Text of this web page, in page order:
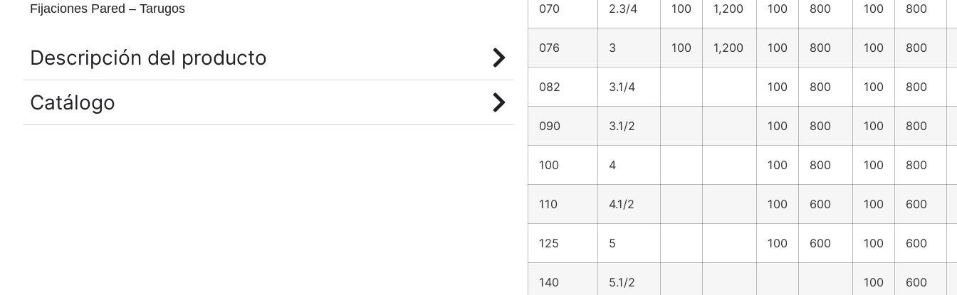
Fijaciones Pared – Tarugos
Descripción del producto
Catálogo
070 2.3/4 100 1,200 100 800 100 800
076 3 100 1,200 100 800 100 800
082 3.1/4 100 800 100 800
090 3.1/2 100 800 100 800
100 4 100 800 100 800
110 4.1/2 100 600 100 600
125 5 100 600 100 600
140 5.1/2 100 600